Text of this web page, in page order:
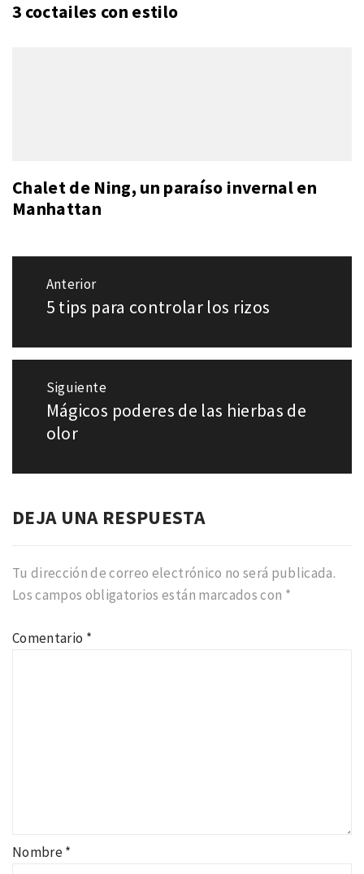
3 coctailes con estilo
Chalet de Ning, un paraíso invernal en
Manhattan
Navegación
entradas
Anterior
Entrada
5 tips para controlar los rizos
Siguiente
Entrada
siguiente:
Mágicos poderes de las hierbas de
olor
DEJA UNA RESPUESTA
Tu dirección de correo electrónico no será publicada.
Los campos obligatorios están marcados con *
Comentario *
Nombre*